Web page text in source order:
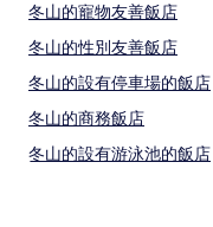
冬山的寵物友善飯店
冬山的性別友善飯店
冬山的設有停車場的飯店
冬山的商務飯店
冬山的設有游泳池的飯店